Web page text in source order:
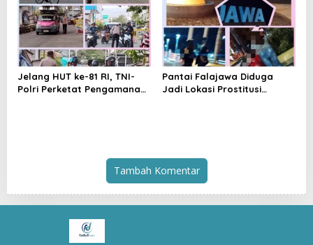
Jelang HUT ke-81 RI, TNI-
Polri Perketat Pengamanan
Pantai Falajawa Diduga
Jadi Lokasi Prostitusi
Tambah Komentar